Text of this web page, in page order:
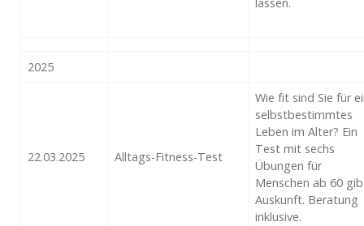
lassen.
2025
22.03.2025 Alltags-Fitness-Test
Wie fit sind Sie für
selbstbestimmtes
Leben im Alter? Ein
Test mit sechs
Übungen für
Menschen ab 60
Auskunft. Beratung
inklusive.